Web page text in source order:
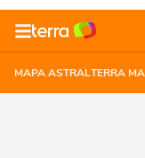
MAPA ASTRALTERRA